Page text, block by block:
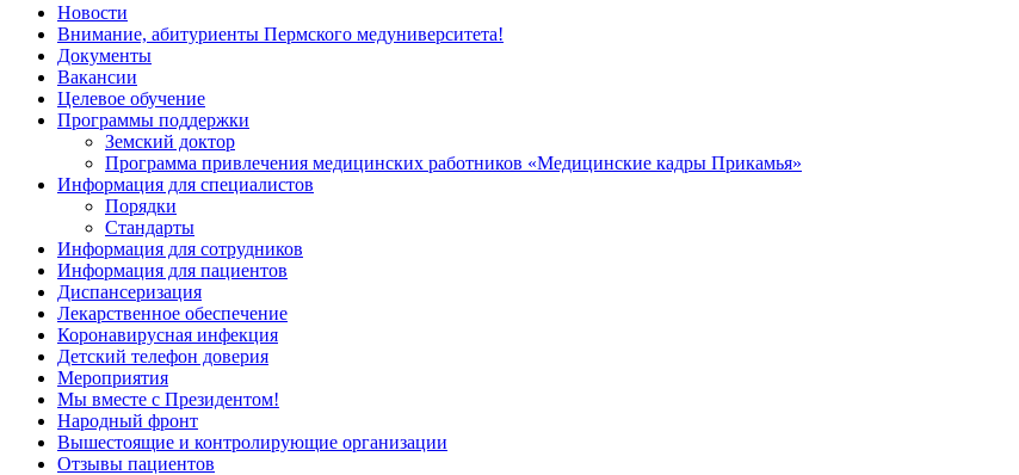
Новости
Внимание, абитуриенты Пермского медуниверситета!
Документы
Вакансии
Целевое обучение
Программы поддержки
Земский доктор
Программа привлечения медицинских работников «Медицинские кадры Прикамья»
Информация для специалистов
Порядки
Стандарты
Информация для сотрудников
Информация для пациентов
Диспансеризация
Лекарственное обеспечение
Коронавирусная инфекция
Детский телефон доверия
Мероприятия
Мы вместе с Президентом!
Народный фронт
Вышестоящие и контролирующие организации
Отзывы пациентов